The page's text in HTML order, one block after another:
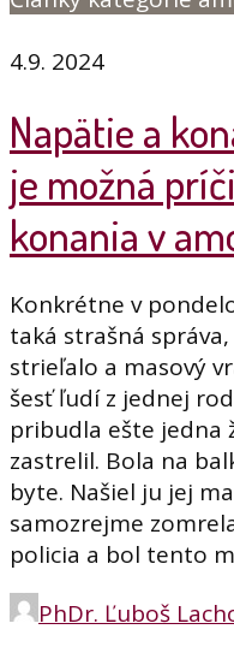
4.9. 2024
Napätie a
je možná
konania v
Konkrétne v
taká strašná správa,
strieľalo a masový
šesť ľudí z jednej
pribudla ešte jedna
zastrelil. Bola na
byte. Našiel ju jej
samozrejme
policia a bol tento
PhDr. Ľuboš